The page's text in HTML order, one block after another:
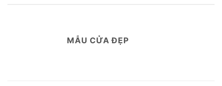
MẪU CỬA ĐẸP